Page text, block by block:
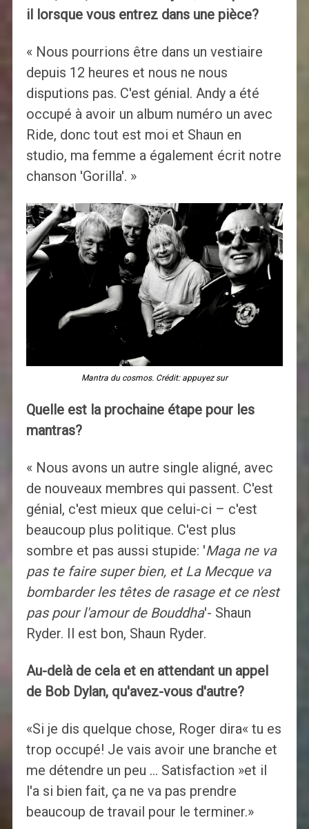
il lorsque vous entrez dans une pièce?
« Nous pourrions être dans un vestiaire
depuis 12 heures et nous ne nous
disputions pas. C'est génial. Andy a été
occupé à avoir un album numéro un avec
Ride, donc tout est moi et Shaun en
studio, ma femme a également écrit notre
chanson 'Gorilla'. »
Mantra du cosmos. Crédit: appuyez sur
Quelle est la prochaine étape pour les
mantras?
« Nous avons un autre single aligné, avec
de nouveaux membres qui passent. C'est
génial, c'est mieux que celui-ci – c'est
beaucoup plus politique. C'est plus
sombre et pas aussi stupide: 'Maga ne va
pas te faire super bien, et La Mecque va
bombarder les têtes de rasage et ce n'est
pas pour l'amour de Bouddha'- Shaun
Ryder. Il est bon, Shaun Ryder.
Au-delà de cela et en attendant un appel
de Bob Dylan, qu'avez-vous d'autre?
«Si je dis quelque chose, Roger dira« tu es
trop occupé! Je vais avoir une branche et
me détendre un peu … Satisfaction »et il
l'a si bien fait, ça ne va pas prendre
beaucoup de travail pour le terminer.»